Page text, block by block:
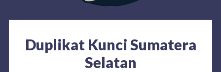
Duplikat Kunci Sumatera
Selatan